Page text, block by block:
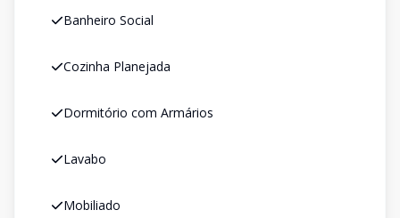
Banheiro Social
Cozinha Planejada
Dormitório com Armários
Lavabo
Mobiliado